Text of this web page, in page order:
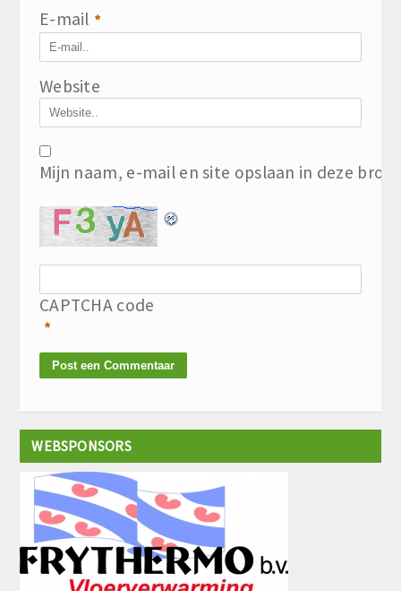
E-mail *
Website
Mijn naam, e-mail en site opslaan in deze
CAPTCHA code
*
WEBSPONSORS